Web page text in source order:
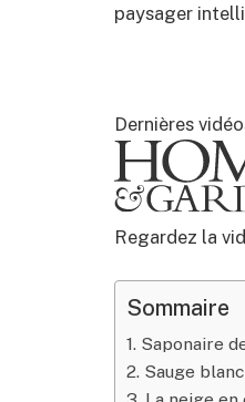
paysager
Dernières
Regardez la
Sommaire
1. Saponaire
2. Sauge